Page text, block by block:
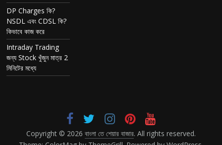
DP Charges কি?
NSDL এবং CDSL কি?
কিভাবে কাজ করে
Intraday Trading
জন্য Stock খুঁজুন মাত্র 2
মিনিটের মধ্যে
Copyright © 2026 বাংলা তে শেয়ার বাজার. All rights reserved.